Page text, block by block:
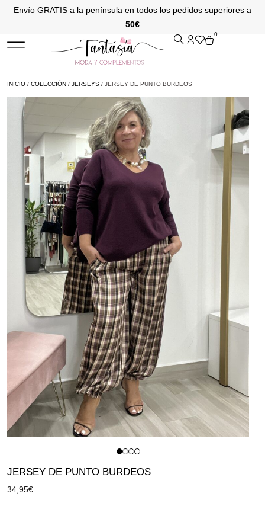
Envío GRATIS a la península en todos los pedidos superiores a
50€
0
INICIO / COLECCIÓN / JERSEYS / JERSEY DE PUNTO BURDEOS
JERSEY DE PUNTO BURDEOS
34,95€